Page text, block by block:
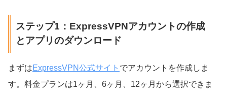
ステップ1：ExpressVPNアカウントの作成
とアプリのダウンロード
まずはExpressVPN公式サイト でアカウントを作成しま
す。料金プランは1ヶ月、6ヶ月、12ヶ月から選択できま